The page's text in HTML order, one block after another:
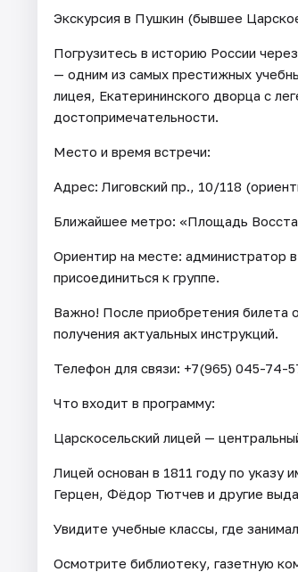
Экскурсия в Пушкин (бывшее
Погрузитесь в историю России
— одним из самых престижных
лицея, Екатерининского дворца с
достопримечательности.
Место и время встречи:
Адрес: Лиговский пр., 10/118
Ближайшее метро: «Площадь
Ориентир на месте: администратор
присоединиться к группе.
Важно! После приобретения билета
получения актуальных инструкций.
Телефон для связи: +7(965) 045-74-
Что входит в программу:
Царскосельский лицей —
Лицей основан в 1811 году по указу
Герцен, Фёдор Тютчев и другие
Увидите учебные классы, где
Осмотрите библиотеку, газетную